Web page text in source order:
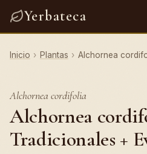
Yerbateca
Inicio › Plantas › Alchornea
Alchornea cordifolia
Alchornea
Tradicionales +